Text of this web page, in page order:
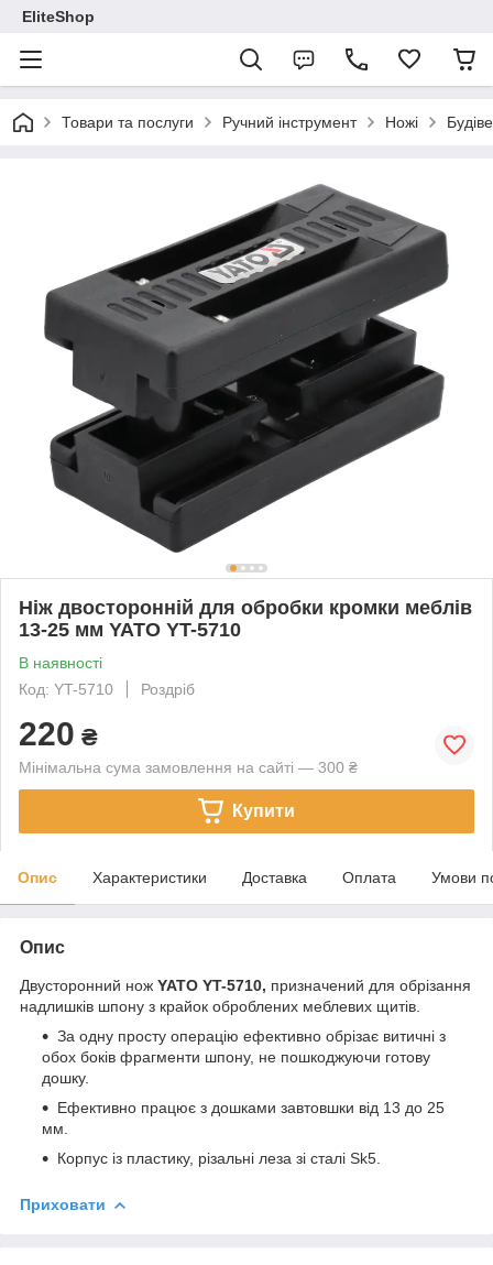
EliteShop
Товари та послуги Ручний інструмент Ножі
Ніж двосторонній для обробки кромки меблів
13-25 мм YATO YT-5710
В наявності
Код: YT-5710
Роздріб
220 ₴
Мінімальна сума замовлення на сайті — 300 ₴
Купити
Опис Характеристики Доставка Оплата Умови
Опис
Двусторонний нож YATO YT-5710, призначений для обрізання
надлишків шпону з крайок оброблених меблевих щитів.
За одну просту операцію ефективно обрізає витичні з
обох боків фрагменти шпону, не пошкоджуючи готову
дошку.
Ефективно працює з дошками завтовшки від 13 до 25
мм.
Корпус із пластику, різальні леза зі сталі Sk5.
Приховати